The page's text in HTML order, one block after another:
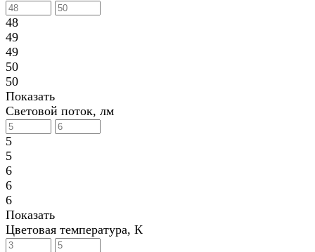
48
49
49
50
50
Показать
Световой поток, лм
5
5
6
6
6
Показать
Цветовая температура, К